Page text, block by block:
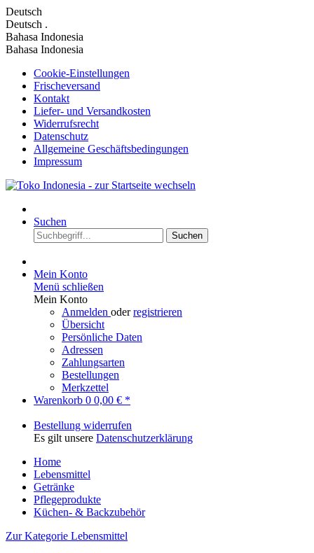
Deutsch
Deutsch .
Bahasa Indonesia
Bahasa Indonesia
Cookie-Einstellungen
Frischeversand
Kontakt
Liefer- und Versandkosten
Widerrufsrecht
Datenschutz
Allgemeine Geschäftsbedingungen
Impressum
Suchen
Suchen
Mein Konto
Menü schließen
Mein Konto
Anmelden oderregistrieren
Übersicht
Persönliche Daten
Adressen
Zahlungsarten
Bestellungen
Merkzettel
Warenkorb 0 0,00 € *
Bestellung widerrufen
Es gilt unsere Datenschutzerklärung
Home
Lebensmittel
Getränke
Pflegeprodukte
Küchen- & Backzubehör
Zur Kategorie Lebensmittel